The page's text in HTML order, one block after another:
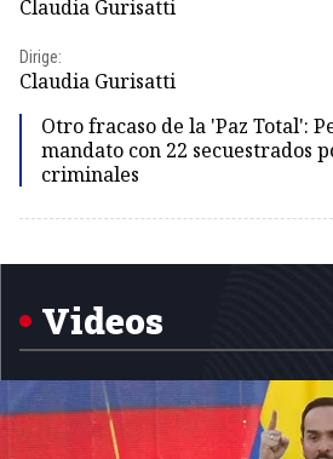
Claudia Gurisatti
Dirige:
Claudia Gurisatti
Otro fracaso de la 'Paz Total':
mandato con 22 secuestrados
criminales
1
Videos